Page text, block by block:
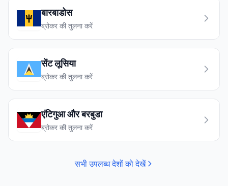
बारबाडोस
ब्रोकर की तुलना करें
सेंट लूसिया
ब्रोकर की तुलना करें
एंटिगुआ और बरबुडा
ब्रोकर की तुलना करें
सभी उपलब्ध देशों को देखें